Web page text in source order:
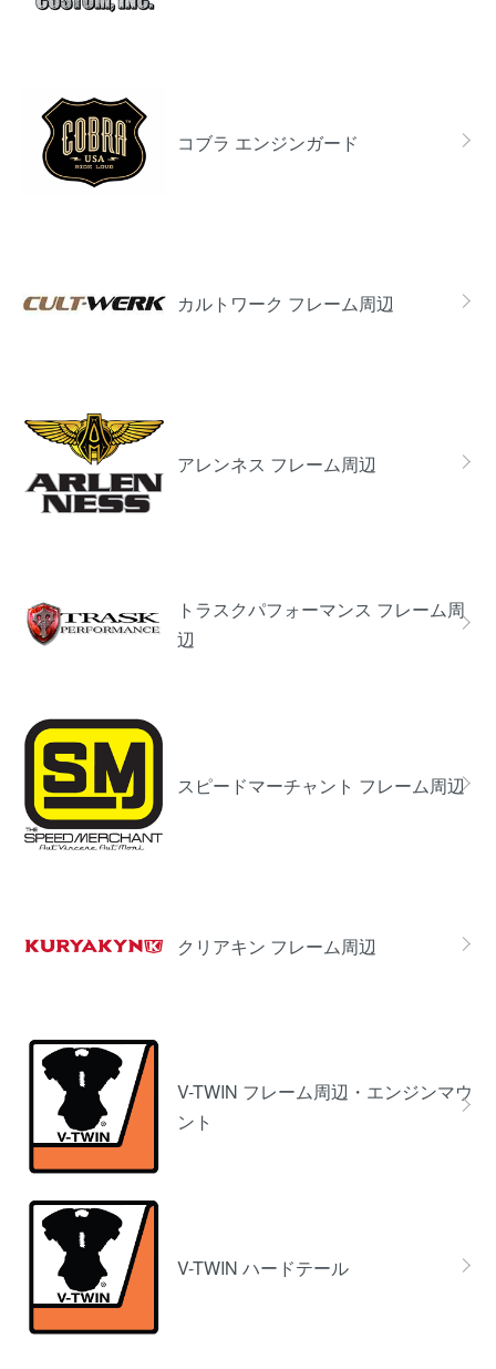
コブラ エンジンガード
カルトワーク フレーム周辺
アレンネス フレーム周辺
トラスクパフォーマンス フレーム周
辺
スピードマーチャント フレーム周辺
クリアキン フレーム周辺
V-TWIN フレーム周辺・エンジンマウ
ント
V-TWIN ハードテール